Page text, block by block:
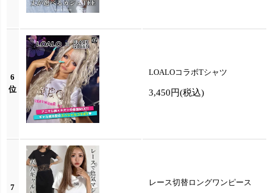
6
位
LOALOコラボTシャツ
3,450円(税込)
7
レース切替ロングワンピース